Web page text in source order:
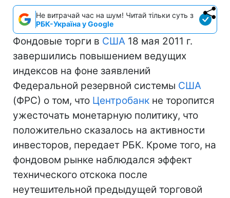
Не витрачай час на шум! Читай тільки суть з
РБК-Україна у Google
Фондовые торги в США 18 мая 2011 г.
завершились повышением ведущих
индексов на фоне заявлений
Федеральной резервной системы США
(ФРС) о том, что Центробанк не торопится
ужесточать монетарную политику, что
положительно сказалось на активности
инвесторов, передает РБК. Кроме того, на
фондовом рынке наблюдался эффект
технического отскока после
неутешительной предыдущей торговой